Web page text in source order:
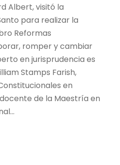
Albert, visitó la
para realizar la
Reformas
romper y cambiar
en jurisprudencia es
Stamps Farish,
en
de la Maestría en